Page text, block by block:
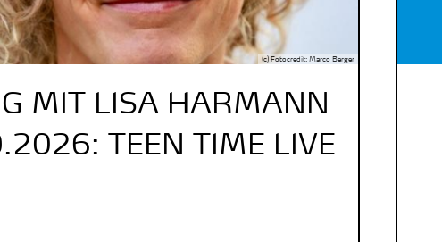
(c) Fotocredit: Marco Berger
MIT LISA HARMANN
TEEN TIME LIVE